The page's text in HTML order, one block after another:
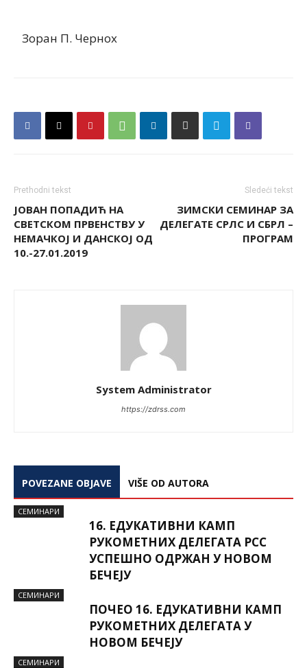
Зоран П. Чернох
Prethodni tekst
ЈОВАН ПОПАДИЋ НА
СВЕТСКОМ ПРВЕНСТВУ У
НЕМАЧКОЈ И ДАНСКОЈ ОД
10.-27.01.2019
Sledeći tekst
ЗИМСКИ СЕМИНАР ЗА
ДЕЛЕГАТЕ СРЛС И СБРЛ –
ПРОГРАМ
System Administrator
https://zdrss.com
POVEZANE OBJAVE VIŠE OD AUTORA
СЕМИНАРИ
16. ЕДУКАТИВНИ КАМП
РУКОМЕТНИХ ДЕЛЕГАТА РСС
УСПЕШНО ОДРЖАН У НОВОМ
БЕЧЕЈУ
СЕМИНАРИ
ПОЧЕО 16. ЕДУКАТИВНИ КАМП
РУКОМЕТНИХ ДЕЛЕГАТА У
НОВОМ БЕЧЕЈУ
СЕМИНАРИ